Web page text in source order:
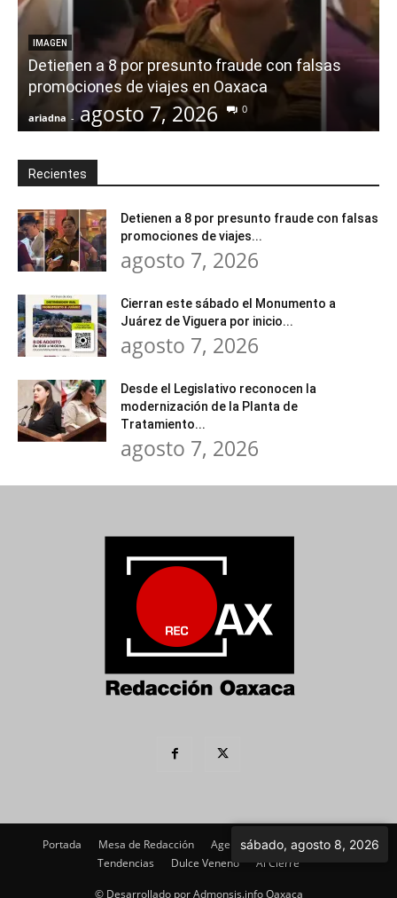
IMAGEN
Detienen a 8 por presunto fraude con falsas
promociones de viajes en Oaxaca
ariadna - agosto 7, 2026 0
Recientes
Detienen a 8 por presunto fraude con falsas
promociones de viajes...
agosto 7, 2026
Cierran este sábado el Monumento a
Juárez de Viguera por inicio...
agosto 7, 2026
Desde el Legislativo reconocen la
modernización de la Planta de
Tratamiento...
agosto 7, 2026
Portada Mesa de Redacción Agenda Política
Imagen
Tendencias
Dulce Veneno Al Cierre
© Desarrollado por Admonsis.info Oaxaca
sábado, agosto 8, 2026